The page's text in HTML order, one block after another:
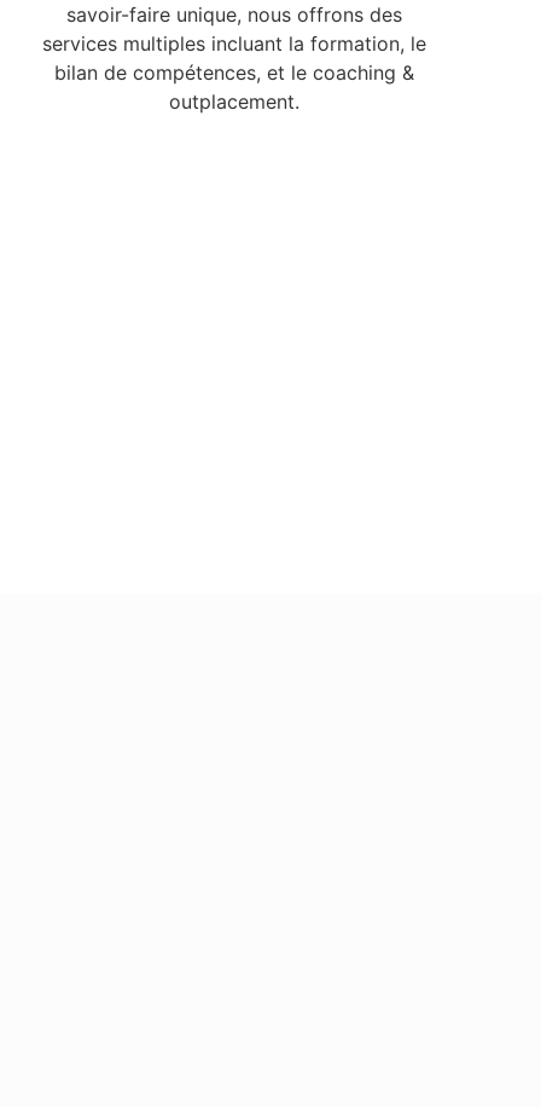
savoir-faire unique, nous offrons des
services multiples incluant la formation, le
bilan de compétences, et le coaching &
outplacement.